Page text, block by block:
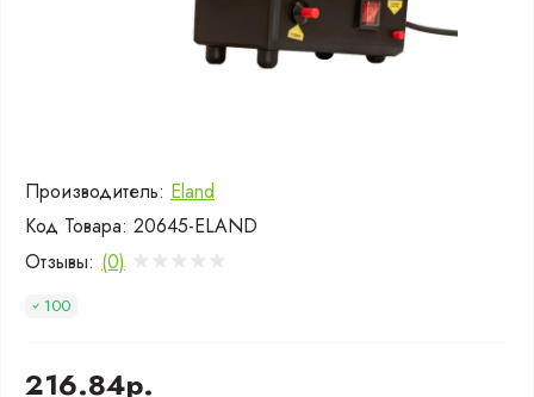
Производитель: Eland
Код Товара: 20645-ELAND
Отзывы: (0)
100
216.84р.